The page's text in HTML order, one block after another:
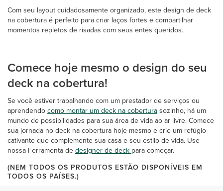
Com seu layout cuidadosamente organizado, este design de deck
na cobertura é perfeito para criar laços fortes e compartilhar
momentos repletos de risadas com seus entes queridos.
Comece hoje mesmo o design do seu
deck na cobertura!
Se você estiver trabalhando com um prestador de serviços ou
aprendendocomo montar um deck na coberturasozinho, há um
mundo de possibilidades para sua área de vida ao ar livre. Comece
sua jornada no deck na cobertura hoje mesmo e crie um refúgio
cativante que complemente sua casa e seu estilo de vida. Use
nossa Ferramenta dedesigner de deckpara começar.
(NEM TODOS OS PRODUTOS ESTÃO DISPONÍVEIS EM
TODOS OS PAÍSES.)